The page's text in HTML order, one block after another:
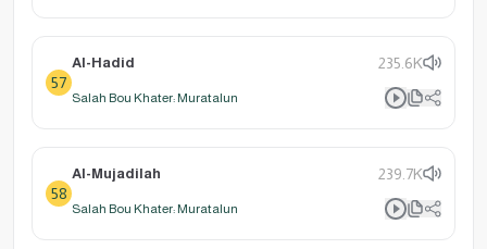
57
Al-Hadid 235.6K
Salah Bou Khater: Muratalun
58
Al-Mujadilah 239.7K
Salah Bou Khater: Muratalun